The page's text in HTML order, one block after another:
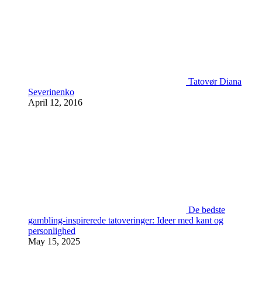
Tatovør Diana
Severinenko
April 12, 2016
De bedste
gambling-inspirerede tatoveringer: Ideer med kant og
personlighed
May 15, 2025